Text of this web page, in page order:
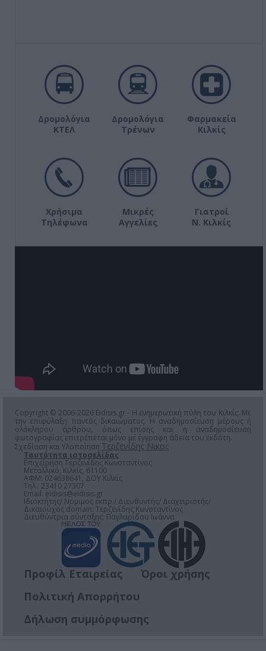
Δρομολόγια
ΚΤΕΛ
Δρομολόγια
Τρένων
Φαρμακεία
Κιλκίς
Χρήσιμα
Τηλέφωνα
Μικρές
Αγγελίες
Γιατροί
Ν. Κιλκίς
Copyright © 2006-2026 Eidisis.gr - Η ενημερωτική πύλη του Κιλκίς. Με
την επιφύλαξη παντός δικαιώματος. Η αναδημοσίευση μέρους ή
ολόκληρου άρθρου, όπως επίσης και η αναδημοσίευση
φωτογραφίας επιτρέπεται μόνο μέ έγγραφη άδεια του εκδότη.
Σχεδίαση και Υλοποίηση Τερζενίδης Νικος
Ταυτότητα ιστοσελίδας
Επιχείρηση Τερζενίδης Κωνσταντίνος
Μεταλλικό, Κιλκίς, 61100
ΑΦΜ: 024638641, ΔΟΥ Κιλκίς
Τηλ.: 23410 27307
Email: eidisis@eidisis.gr
Ιδιοκτήτης/ Νόμιμος εκπρ./ Διευθυντής/ Διαχειριστής/
Δικαιούχος domain: Τερζενίδης Κωνσταντίνος
Διευθύντρια σύνταξης: Παγλαρίδου Ιωάννα
Προφίλ Εταιρείας
Όροι χρήσης
Πολιτική Απορρήτου
Δήλωση συμμόρφωσης